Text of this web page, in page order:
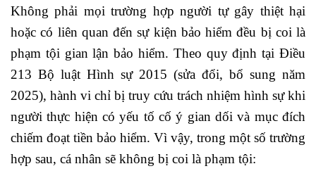
Không phải mọi trường hợp người tự gây thiệt hại
hoặc có liên quan đến sự kiện bảo hiểm đều bị coi là
phạm tội gian lận bảo hiểm. Theo quy định tại Điều
213 Bộ luật Hình sự 2015 (sửa đổi, bổ sung năm
2025), hành vi chỉ bị truy cứu trách nhiệm hình sự khi
người thực hiện có yếu tố cố ý gian dối và mục đích
chiếm đoạt tiền bảo hiểm. Vì vậy, trong một số trường
hợp sau, cá nhân sẽ không bị coi là phạm tội: